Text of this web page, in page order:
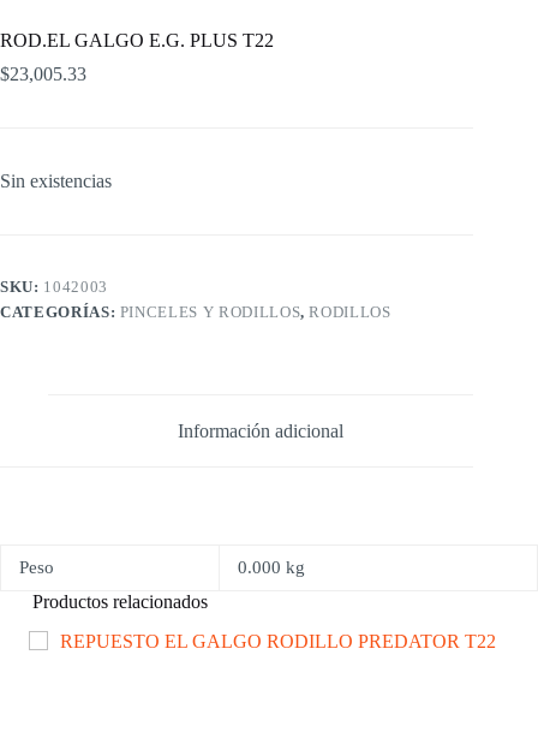
ROD.EL GALGO E.G. PLUS T22
$23,005.33
Sin existencias
SKU: 1042003
CATEGORÍAS: PINCELES Y RODILLOS,RODILLOS
Información adicional
Peso 0.000 kg
Productos relacionados